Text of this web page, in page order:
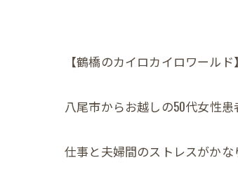
【鶴橋のカイロカイロワールド】
八尾市からお越しの50代女性患
仕事と夫婦間のストレスがか